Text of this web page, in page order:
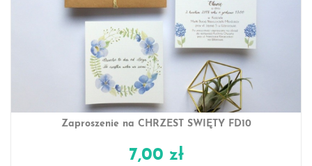
Zaproszenie na CHRZEST ŚWIĘTY FD10
7,00 zł